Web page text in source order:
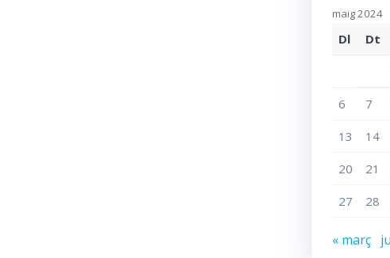
maig 2024
Dl Dt
6 7
13 14
20 21
27 28
« març